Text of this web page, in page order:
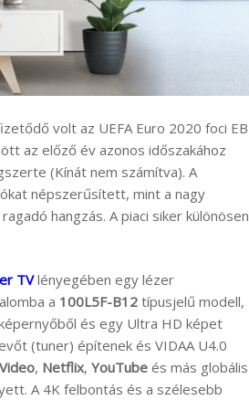
volt az UEFA Euro 2020 foci EB
az előző év azonos időszakához
(Kínát nem számítva). A
népszerűsített, mint a nagy
hangzás. A piaci siker különösen
TVlényegében egy lézer
a 100L5F-B12 típusjelű modell,
és egy Ultra HD képet
(tuner) építenek és VIDAA U4.0
, Netflix, YouTube és más globális
A 4K felbontás és a szélesebb